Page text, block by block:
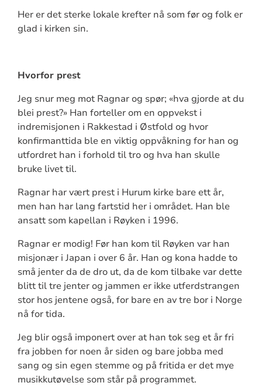
Her er det sterke lokale krefter nå som før og folk er
glad i kirken sin.
Hvorfor prest
Jeg snur meg mot Ragnar og spør; «hva gjorde at du
blei prest?» Han forteller om en oppvekst i
indremisjonen i Rakkestad i Østfold og hvor
konfirmanttida ble en viktig oppvåkning for han og
utfordret han i forhold til tro og hva han skulle
bruke livet til.
Ragnar har vært prest i Hurum kirke bare ett år,
men han har lang fartstid her i området. Han ble
ansatt som kapellan i Røyken i 1996.
Ragnar er modig! Før han kom til Røyken var han
misjonær i Japan i over 6 år. Han og kona hadde to
små jenter da de dro ut, da de kom tilbake var dette
blitt til tre jenter og jammen er ikke utferdstrangen
stor hos jentene også, for bare en av tre bor i Norge
nå for tida.
Jeg blir også imponert over at han tok seg et år fri
fra jobben for noen år siden og bare jobba med
sang og sin egen stemme og på fritida er det mye
musikkutøvelse som står på programmet.